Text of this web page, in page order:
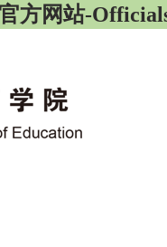
方网站-